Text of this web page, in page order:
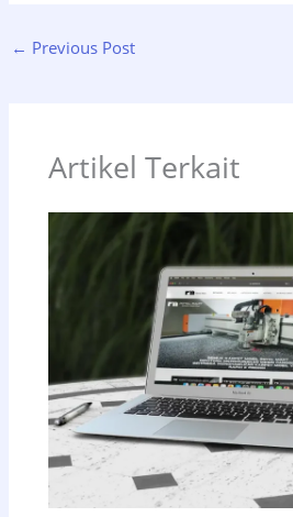
← Previous Post
Artikel Terkait